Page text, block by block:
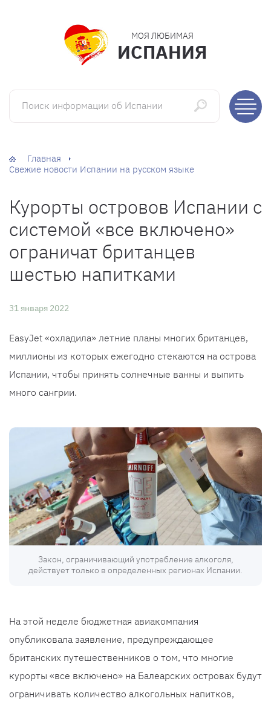
МОЯ ЛЮБИМАЯ
ИСПАНИЯ
Поиск информации об Испании
Главная
Свежие новости Испании на русском языке
Курорты островов Испании с
системой «все включено»
ограничат британцев
шестью напитками
31 января 2022
EasyJet «охладила» летние планы многих британцев,
миллионы из которых ежегодно стекаются на острова
Испании, чтобы принять солнечные ванны и выпить
много сангрии.
Закон, ограничивающий употребление алкоголя,
действует только в определенных регионах Испании.
На этой неделе бюджетная авиакомпания
опубликовала заявление, предупреждающее
британских путешественников о том, что многие
курорты «все включено» на Балеарских островах будут
ограничивать количество алкогольных напитков,